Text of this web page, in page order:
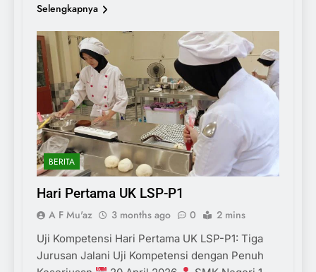
Selengkapnya
BERITA
Hari Pertama UK LSP-P1
A F Mu'az 3 months ago 0 2 mins
Uji Kompetensi Hari Pertama UK LSP-P1: Tiga
Jurusan Jalani Uji Kompetensi dengan Penuh